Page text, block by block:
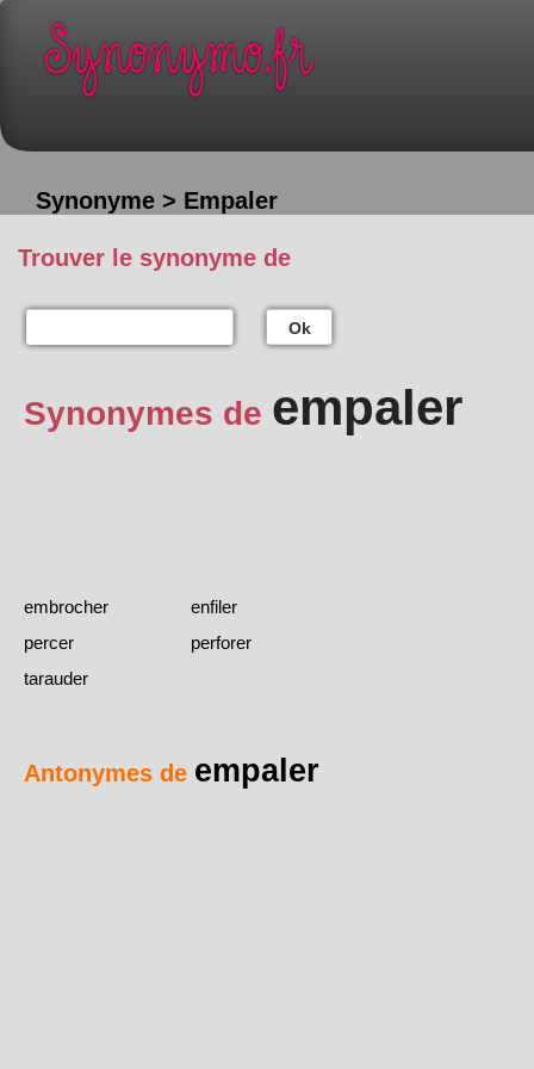
Synonyme > Empaler
Trouver le synonyme de
Ok
Synonymes de empaler
embrocher
enfiler
percer
perforer
tarauder
Antonymes de empaler